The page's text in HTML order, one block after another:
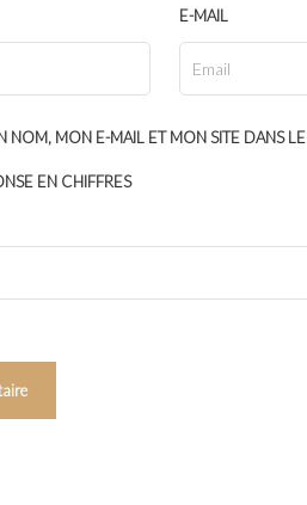
E-MAIL
NOM, MON E-MAIL ET MON SITE DANS
EN CHIFFRES